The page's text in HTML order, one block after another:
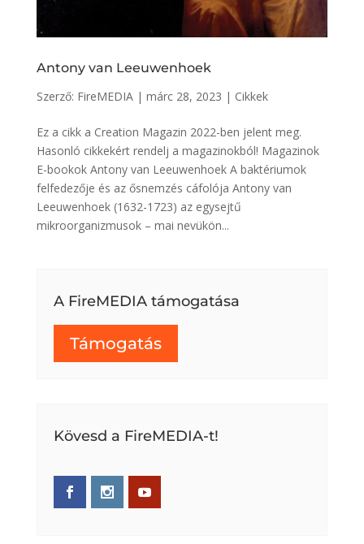
Antony van Leeuwenhoek
Szerző: FireMEDIA| márc 28, 2023 | Cikkek
Ez a cikk a Creation Magazin 2022-ben jelent meg.
Hasonló cikkekért rendelj a magazinokból! Magazinok
E-bookok Antony van Leeuwenhoek A baktériumok
felfedezője és az ősnemzés cáfolója Antony van
Leeuwenhoek (1632-1723) az egysejtű
mikroorganizmusok – mai nevükön...
A FireMEDIA támogatása
Támogatás
Kövesd a FireMEDIA-t!